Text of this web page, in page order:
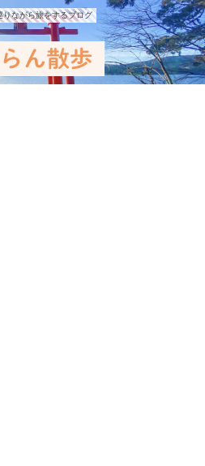
りながら旅をするブログ